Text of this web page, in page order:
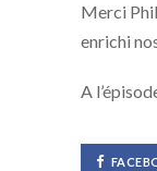
Merci
enrichi
A